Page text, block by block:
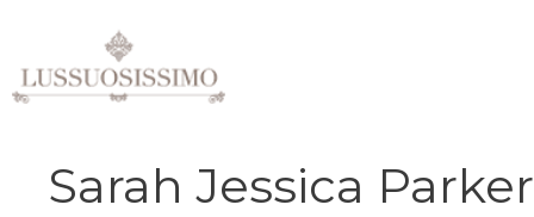
contenuto
Sarah Jessica Parker